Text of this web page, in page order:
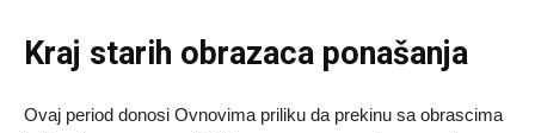
Kraj starih obrazaca ponašanja
Ovaj period donosi Ovnovima priliku da prekinu sa obrascima